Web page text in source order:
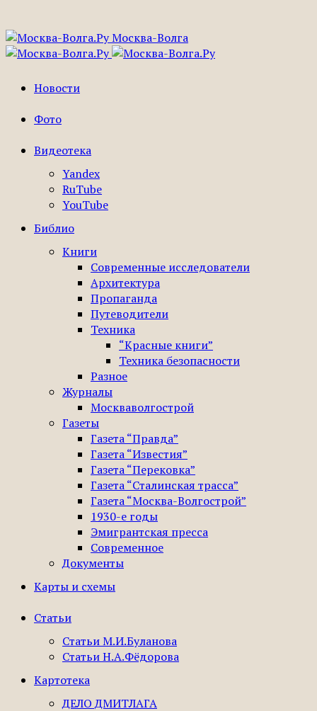
Москва-Волга
Новости
Фото
Видеотека
Yandex
RuTube
YouTube
Библио
Книги
Современные исследователи
Архитектура
Пропаганда
Путеводители
Техника
“Красные книги”
Техника безопасности
Разное
Журналы
Москваволгострой
Газеты
Газета “Правда”
Газета “Известия”
Газета “Перековка”
Газета “Сталинская трасса”
Газета “Москва-Волгострой”
1930-е годы
Эмигрантская пресса
Современное
Документы
Карты и схемы
Статьи
Статьи М.И.Буланова
Статьи Н.А.Фёдорова
Картотека
ДЕЛО ДМИТЛАГА